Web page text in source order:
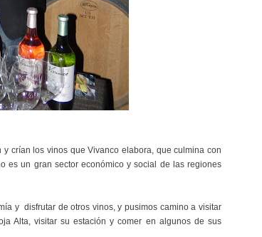
crían los vinos que Vivanco elabora, que culmina con
es un gran sector económico y social de las regiones
y disfrutar de otros vinos, y pusimos camino a visitar
Alta, visitar su estación y comer en algunos de sus